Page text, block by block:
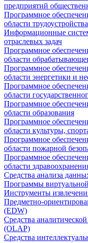
предприятий
Программное
области
Информационные
отраслевых задач
Программное
области
Программное
области энергетики и
Программное
области
Программное
области образования
Программное
области культуры,
Программное
области пожарной
Программное
области
Средства анализа
Программы
Инструменты
Предметно-
(EDW)
Средства
(OLAP)
Средства